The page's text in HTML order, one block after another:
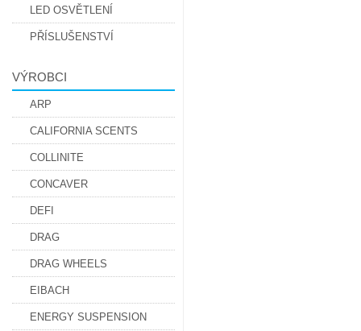
LED OSVĚTLENÍ
PŘÍSLUŠENSTVÍ
VÝROBCI
ARP
CALIFORNIA SCENTS
COLLINITE
CONCAVER
DEFI
DRAG
DRAG WHEELS
EIBACH
ENERGY SUSPENSION